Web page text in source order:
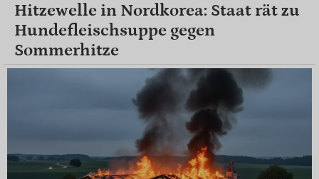
Hitzewelle in Nordkorea: Staat rät zu
Hundefleischsuppe gegen
Sommerhitze